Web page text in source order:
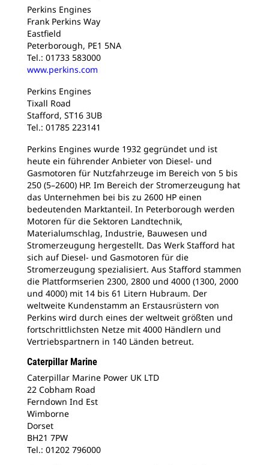
Perkins Engines
Frank Perkins Way
Eastfield
Peterborough, PE1 5NA
Tel.: 01733 583000
www.perkins.com
Perkins Engines
Tixall Road
Stafford, ST16 3UB
Tel.: 01785 223141
Perkins Engines wurde 1932 gegründet und ist
heute ein führender Anbieter von Diesel- und
Gasmotoren für Nutzfahrzeuge im Bereich von 5 bis
250 (5–2600) HP. Im Bereich der Stromerzeugung hat
das Unternehmen bei bis zu 2600 HP einen
bedeutenden Marktanteil. In Peterborough werden
Motoren für die Sektoren Landtechnik,
Materialumschlag, Industrie, Bauwesen und
Stromerzeugung hergestellt. Das Werk Stafford hat
sich auf Diesel- und Gasmotoren für die
Stromerzeugung spezialisiert. Aus Stafford stammen
die Plattformserien 2300, 2800 und 4000 (1300, 2000
und 4000) mit 14 bis 61 Litern Hubraum. Der
weltweite Kundenstamm an Erstausrüstern von
Perkins wird durch eines der weltweit größten und
fortschrittlichsten Netze mit 4000 Händlern und
Vertriebspartnern in 140 Länden betreut.
Caterpillar Marine
Caterpillar Marine Power UK LTD
22 Cobham Road
Ferndown Ind Est
Wimborne
Dorset
BH21 7PW
Tel.: 01202 796000